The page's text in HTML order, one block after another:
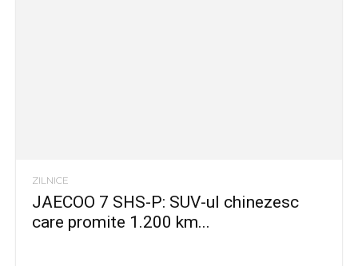
ZILNICE
JAECOO 7 SHS-P: SUV-ul chinezesc
care promite 1.200 km...